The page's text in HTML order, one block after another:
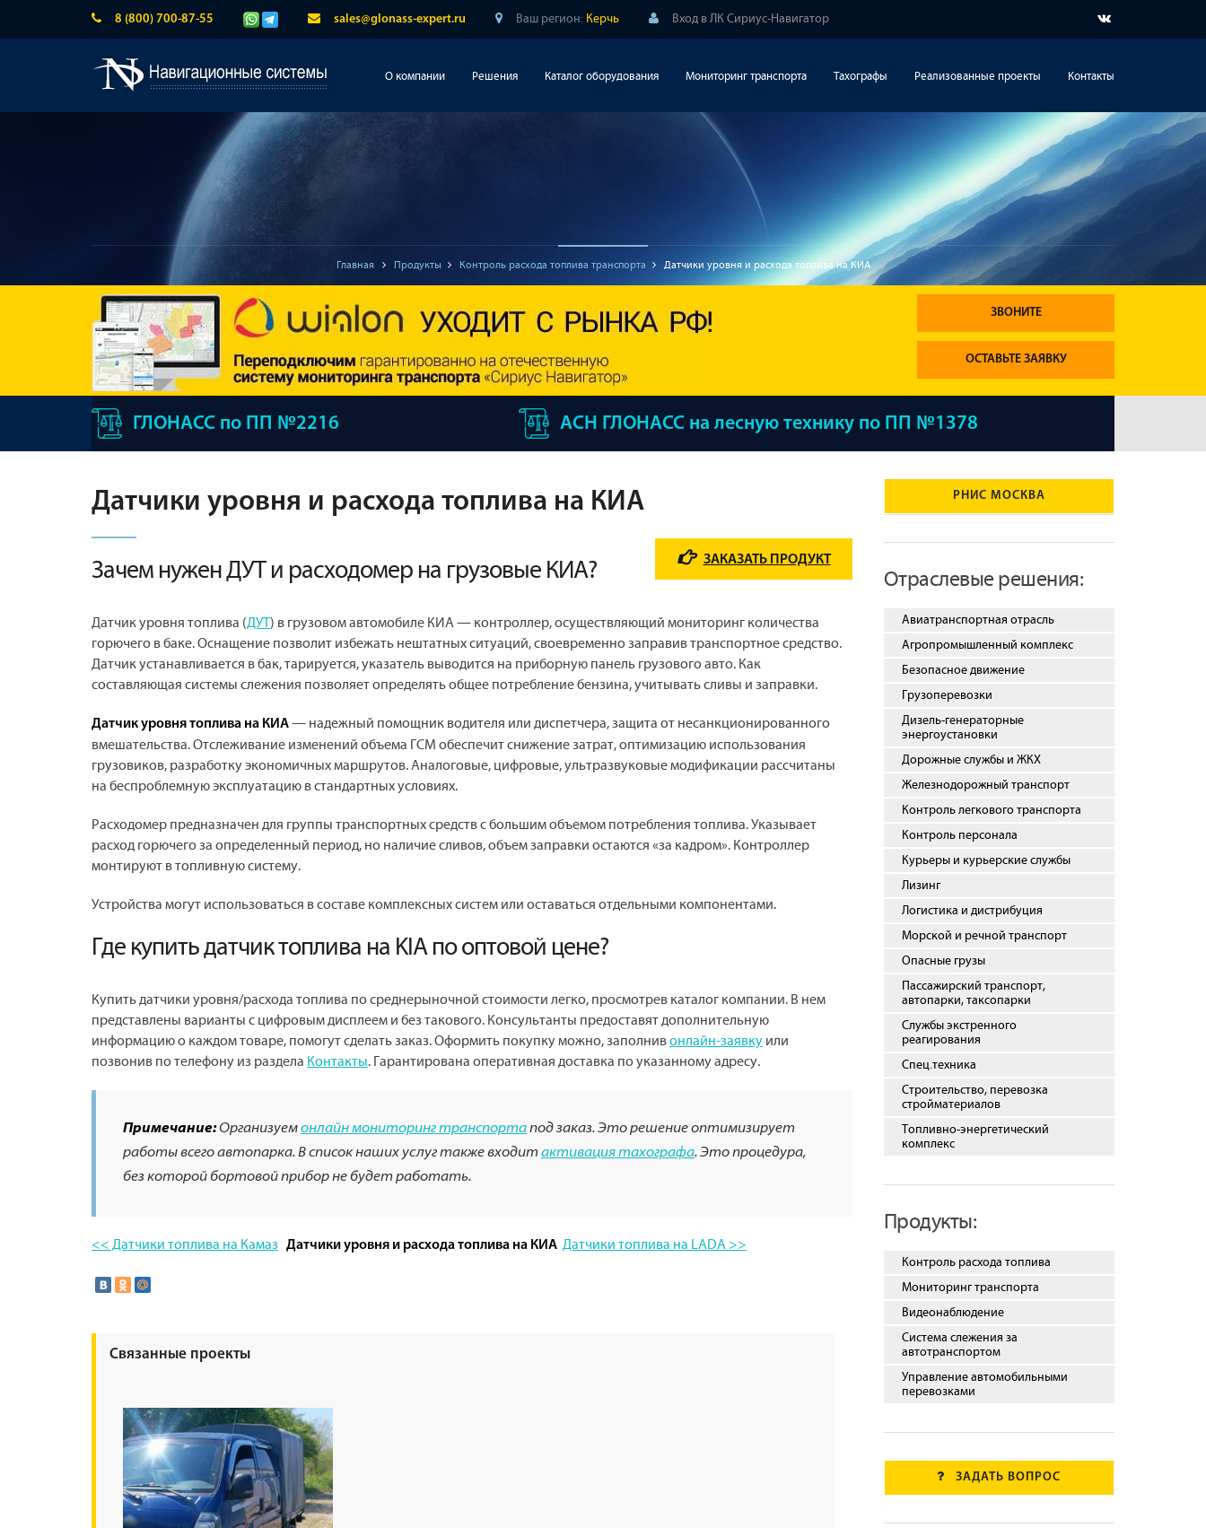
8 (800) 700-87-55 sales@glonass-expert.ru Ваш регион: Керчь Вход в ЛК Сириус-Навигатор
О компании Решения Каталог оборудования Мониторинг транспорта Тахографы Реализованные проекты Контакты
Главная Продукты Контроль расхода топлива транспорта Датчики уровня и расхода топлива на КИА
ЗВОНИТЕ
ОСТАВЬТЕ ЗАЯВКУ
ГЛОНАСС по ПП №2216 АСН ГЛОНАСС на лесную технику по ПП №1378
Датчики уровня и расхода топлива на КИА
ЗАКАЗАТЬ ПРОДУКТ
Зачем нужен ДУТ и расходомер на грузовые КИА?
Датчик уровня топлива (ДУТ) в грузовом автомобиле КИА — контроллер, осуществляющий мониторинг количества
горючего в баке. Оснащение позволит избежать нештатных ситуаций, своевременно заправив транспортное средство.
Датчик устанавливается в бак, тарируется, указатель выводится на приборную панель грузового авто. Как
составляющая системы слежения позволяет определять общее потребление бензина, учитывать сливы и заправки.
Датчик уровня топлива на КИА— надежный помощник водителя или диспетчера, защита от несанкционированного
вмешательства. Отслеживание изменений объема ГСМ обеспечит снижение затрат, оптимизацию использования
грузовиков, разработку экономичных маршрутов. Аналоговые, цифровые, ультразвуковые модификации рассчитаны
на беспроблемную эксплуатацию в стандартных условиях.
Расходомер предназначен для группы транспортных средств с большим объемом потребления топлива. Указывает
расход горючего за определенный период, но наличие сливов, объем заправки остаются «за кадром». Контроллер
монтируют в топливную систему.
Устройства могут использоваться в составе комплексных систем или оставаться отдельными компонентами.
Где купить датчик топлива на KIA по оптовой цене?
Купить датчики уровня/расхода топлива по среднерыночной стоимости легко, просмотрев каталог компании. В нем
представлены варианты с цифровым дисплеем и без такового. Консультанты предоставят дополнительную
информацию о каждом товаре, помогут сделать заказ. Оформить покупку можно, заполнивонлайн-заявку или
позвонив по телефону из раздела Контакты. Гарантирована оперативная доставка по указанному адресу.
Примечание:Организуемонлайн мониторинг транспортапод заказ. Это решение оптимизирует
работы всего автопарка. В список наших услуг также входит активация тахографа. Это процедура,
без которой бортовой прибор не будет работать.
<< Датчики топлива на Камаз Датчики уровня и расхода топлива на КИА Датчики топлива на LADA >>
Связанные проекты
РНИС МОСКВА
Отраслевые решения:
Авиатранспортная отрасль
Агропромышленный комплекс
Безопасное движение
Грузоперевозки
Дизель-генераторные
энергоустановки
Дорожные службы и ЖКХ
Железнодорожный транспорт
Контроль легкового транспорта
Контроль персонала
Курьеры и курьерские службы
Лизинг
Логистика и дистрибуция
Морской и речной транспорт
Опасные грузы
Пассажирский транспорт,
автопарки, таксопарки
Службы экстренного
реагирования
Спец.техника
Строительство, перевозка
стройматериалов
Топливно-энергетический
комплекс
Продукты:
Контроль расхода топлива
Мониторинг транспорта
Видеонаблюдение
Система слежения за
автотранспортом
Управление автомобильными
перевозками
ЗАДАТЬ ВОПРОС